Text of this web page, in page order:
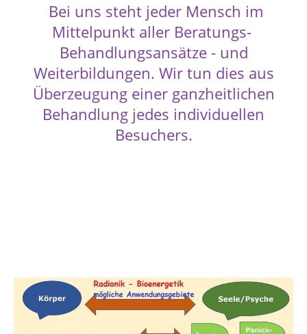
Bei uns steht jeder Mensch im
Mittelpunkt aller Beratungs-
Behandlungsansätze - und
Weiterbildungen. Wir tun dies aus
Überzeugung einer ganzheitlichen
Behandlung jedes individuellen
Besuchers.